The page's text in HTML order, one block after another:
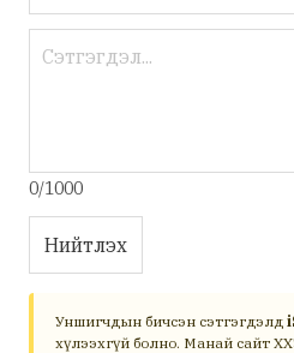
0/1000
Нийтлэх
Уншигчдын бичсэн сэтгэгдэлд
хүлээхгүй болно. Манай сайт